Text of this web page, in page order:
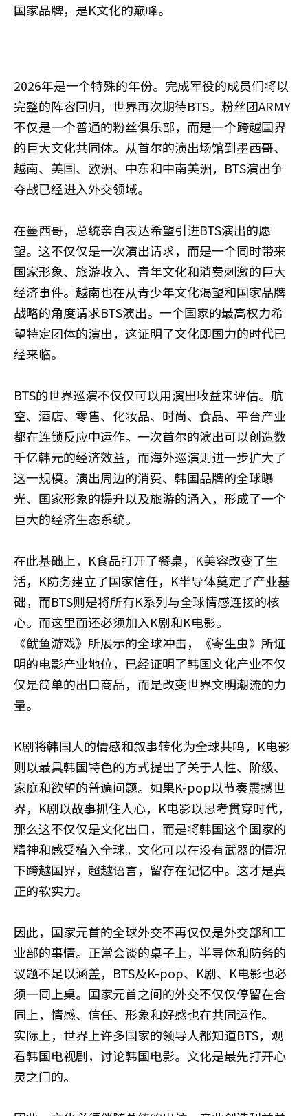
国家品牌，是K文化的巅峰。
2026年是一个特殊的年份。完成军役的成员们将以
完整的阵容回归，世界再次期待BTS。粉丝团ARMY
不仅是一个普通的粉丝俱乐部，而是一个跨越国界
的巨大文化共同体。从首尔的演出场馆到墨西哥、
越南、美国、欧洲、中东和中南美洲，BTS演出争
夺战已经进入外交领域。
在墨西哥，总统亲自表达希望引进BTS演出的愿
望。这不仅仅是一次演出请求，而是一个同时带来
国家形象、旅游收入、青年文化和消费刺激的巨大
经济事件。越南也在从青少年文化渴望和国家品牌
战略的角度请求BTS演出。一个国家的最高权力希
望特定团体的演出，这证明了文化即国力的时代已
经来临。
BTS的世界巡演不仅仅可以用演出收益来评估。航
空、酒店、零售、化妆品、时尚、食品、平台产业
都在连锁反应中运作。一次首尔的演出可以创造数
千亿韩元的经济效益，而海外巡演则进一步扩大了
这一规模。演出周边的消费、韩国品牌的全球曝
光、国家形象的提升以及旅游的涌入，形成了一个
巨大的经济生态系统。
在此基础上，K食品打开了餐桌，K美容改变了生
活，K防务建立了国家信任，K半导体奠定了产业基
础，而BTS则是将所有K系列与全球情感连接的核
心。而这里面还必须加入K剧和K电影。
《鱿鱼游戏》所展示的全球冲击，《寄生虫》所证
明的电影产业地位，已经证明了韩国文化产业不仅
仅是简单的出口商品，而是改变世界文明潮流的力
量。
K剧将韩国人的情感和叙事转化为全球共鸣，K电影
则以最具韩国特色的方式提出了关于人性、阶级、
家庭和欲望的普遍问题。如果K-pop以节奏震撼世
界，K剧以故事抓住人心，K电影以思考贯穿时代，
那么这不仅仅是文化出口，而是将韩国这个国家的
精神和感受植入全球。文化可以在没有武器的情况
下跨越国界，超越语言，留存在记忆中。这才是真
正的软实力。
因此，国家元首的全球外交不再仅仅是外交部和工
业部的事情。正常会谈的桌子上，半导体和防务的
议题不足以涵盖，BTS及K-pop、K剧、K电影也必
须一同上桌。国家元首之间的外交不仅仅停留在合
同上，情感、信任、形象和好感也在共同运作。
实际上，世界上许多国家的领导人都知道BTS，观
看韩国电视剧，讨论韩国电影。文化是最先打开心
灵之门的。